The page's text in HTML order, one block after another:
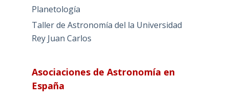
Planetología
Taller de Astronomía del la Universidad
Rey Juan Carlos
Asociaciones de Astronomía en
España